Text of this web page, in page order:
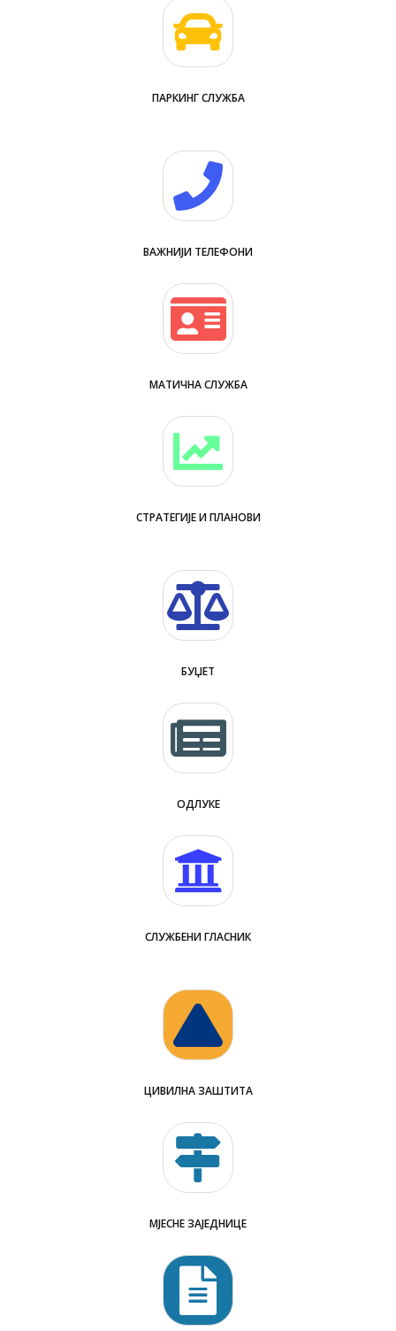
ПАРКИНГ СЛУЖБА
ВАЖНИЈИ ТЕЛЕФОНИ
МАТИЧНА СЛУЖБА
СТРАТЕГИЈЕ И ПЛАНОВИ
БУЏЕТ
ОДЛУКЕ
СЛУЖБЕНИ ГЛАСНИК
ЦИВИЛНА ЗАШТИТА
МЈЕСНЕ ЗАЈЕДНИЦЕ